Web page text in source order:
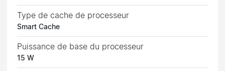
Type de cache de processeur
Smart Cache
Puissance de base du processeur
15 W